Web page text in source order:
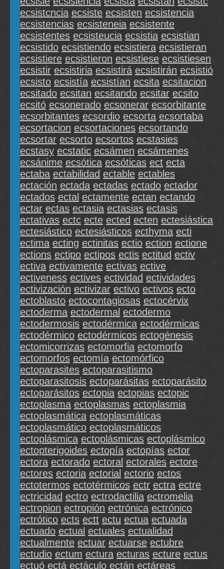
ecsistcncia ecsiste ecsisten ecsistencia
ecsistencias ecsisteneia ecsistente
ecsistentes ecsisteucia ecsistia ecsistian
ecsistido ecsistiendo ecsistiera ecsistieran
ecsistiere ecsistieron ecsistiese ecsistiesen
ecsistir ecsistiria ecsistirá ecsistirán ecsistió
ecsisto ecsistía ecsistían ecsita ecsitacion
ecsitado ecsitan ecsitando ecsitar ecsito
ecsitó ecsonerado ecsonerar ecsorbitante
ecsorbitantes ecsordio ecsorta ecsortaba
ecsortacion ecsortaciones ecsortando
ecsortar ecsorto ecsortos ecstasies
ecstasy ecstatic ecsámen ecsámenes
ecsánime ecsótica ecsóticas ect ecta
ectaba ectabilidad ectable ectables
ectación ectada ectadas ectado ectador
ectados ectal ectamente ectan ectando
ectar ectas ectasia ectasias ectasis
ectativas ectc ecte ected ecten ectesiástica
ectesiástico ectesiásticos ecthyma ecti
ectima ecting ectinitas ectio ection ectione
ections ectipo ectipos ectis ectitud ectiv
ectiva ectivamente ectivas ective
ectiveness ectives ectividad ectividades
ectivización ectivizar ectivo ectivos ecto
ectoblasto ectocontagiosas ectocérvix
ectoderma ectodermal ectodermo
ectodermosis ectodérmica ectodérmicas
ectodérmico ectodérmicos ectogénesis
ectomicorrizas ectomorfia ectomorfo
ectomorfos ectomía ectomórfico
ectoparasites ectoparasitismo
ectoparasitosis ectoparásitas ectoparásito
ectoparásitos ectopia ectopias ectopic
ectoplasma ectoplasmas ectoplasmia
ectoplasmática ectoplasmáticas
ectoplasmático ectoplasmáticos
ectoplásmica ectoplásmicas ectoplásmico
ectopterigoides ectopía ectopías ector
ectora ectorado ectoral ectorales ectore
ectores ectoria ectorial ectorio ectos
ectotermos ectotérmicos ectr ectra ectre
ectricidad ectro ectrodactilia ectromelia
ectropion ectropión ectrónica ectrónico
ectrótico ects ectt ectu ectua ectuada
ectuado ectual ectuales ectualidad
ectualmente ectuar ectuarse ectubre
ectudio ectum ectura ecturas ecture ectus
ectuó ectá ectáculo ectán ectáreas